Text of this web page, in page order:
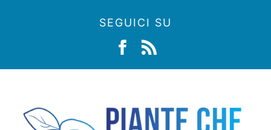
SEGUICI SU